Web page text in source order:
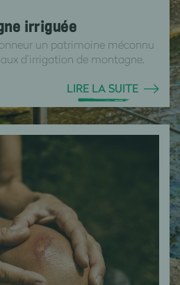
irriguée
un patrimoine méconnu
d’irrigation de montagne.
LIRE LA SUITE